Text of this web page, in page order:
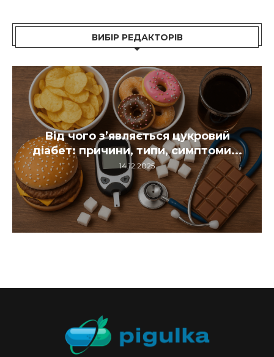
ВИБІР РЕДАКТОРІВ
Як лікувати гайморит: симптоми,
причини та ефективні методи...
14.12.2025